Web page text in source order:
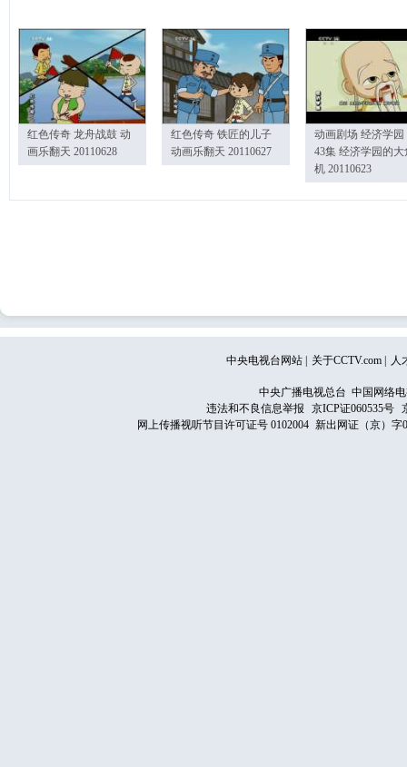
红色传奇 龙舟战鼓 动
画乐翻天 20110628
红色传奇 铁匠的儿子
动画乐翻天 20110627
动画剧场 经济学园
43集 经济学园的大
机 20110623
中央电视台网站 关于CCTV.com 人
中央广播电视总台 中国网络
违法和不良信息举报
京ICP证060535号
网上传播视听节目许可证号 0102004 新出网证（京）